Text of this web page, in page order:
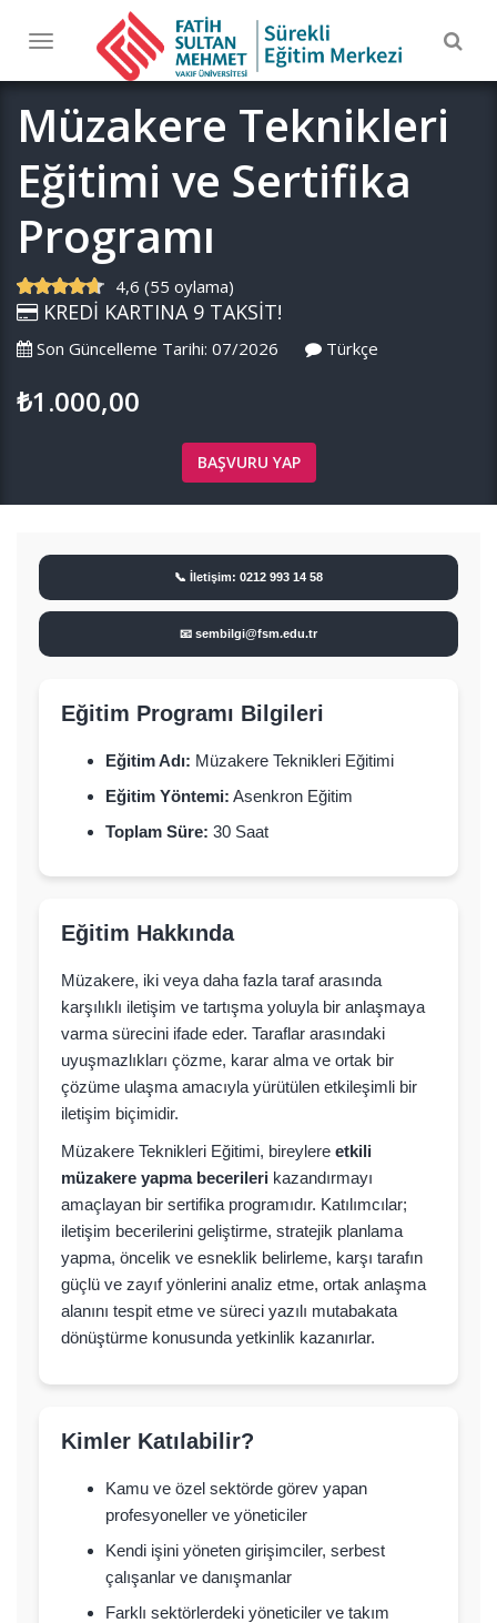
Toggle
navigation
Müzakere Teknikleri
Eğitimi ve Sertifika
Programı
4,6 (55 oylama)
KREDİ KARTINA 9 TAKSİT!
Son Güncelleme Tarihi: 07/2026 Türkçe
₺1.000,00
BAŞVURU YAP
📞 İletişim: 0212 993 14 58
📧 sembilgi@fsm.edu.tr
Eğitim Programı Bilgileri
Eğitim Adı: Müzakere Teknikleri Eğitimi
Eğitim Yöntemi: Asenkron Eğitim
Toplam Süre: 30 Saat
Eğitim Hakkında
Müzakere, iki veya daha fazla taraf arasında
karşılıklı iletişim ve tartışma yoluyla bir anlaşmaya
varma sürecini ifade eder. Taraflar arasındaki
uyuşmazlıkları çözme, karar alma ve ortak bir
çözüme ulaşma amacıyla yürütülen etkileşimli bir
iletişim biçimidir.
Müzakere Teknikleri Eğitimi, bireylere etkili
müzakere yapma becerileri kazandırmayı
amaçlayan bir sertifika programıdır. Katılımcılar;
iletişim becerilerini geliştirme, stratejik planlama
yapma, öncelik ve esneklik belirleme, karşı tarafın
güçlü ve zayıf yönlerini analiz etme, ortak anlaşma
alanını tespit etme ve süreci yazılı mutabakata
dönüştürme konusunda yetkinlik kazanırlar.
Kimler Katılabilir?
Kamu ve özel sektörde görev yapan
profesyoneller ve yöneticiler
Kendi işini yöneten girişimciler, serbest
çalışanlar ve danışmanlar
Farklı sektörlerdeki yöneticiler ve takım